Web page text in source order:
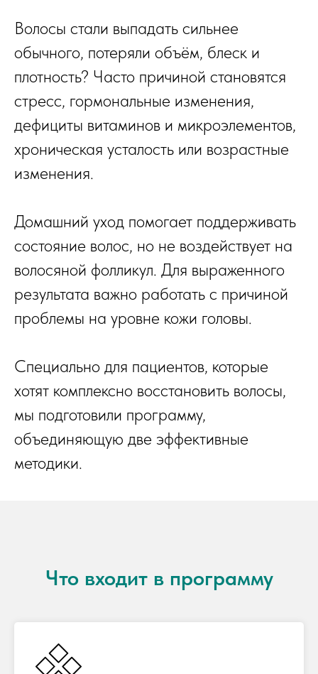
Волосы стали выпадать сильнее
обычного, потеряли объём, блеск и
плотность? Часто причиной становятся
стресс, гормональные изменения,
дефициты витаминов и микроэлементов,
хроническая усталость или возрастные
изменения.
Домашний уход помогает поддерживать
состояние волос, но не воздействует на
волосяной фолликул. Для выраженного
результата важно работать с причиной
проблемы на уровне кожи головы.
Специально для пациентов, которые
хотят комплексно восстановить волосы,
мы подготовили программу,
объединяющую две эффективные
методики.
Что входит в программу